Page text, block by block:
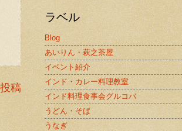
稿
ラベル
Blog
あいりん・萩之茶屋
イベント紹介
インド・カレー料理教室
インド料理食事会グルコバ
うどん・そば
うなぎ